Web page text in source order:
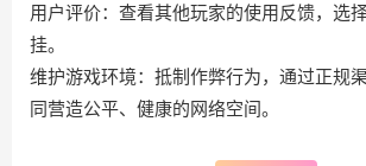
用户评价：查看其他玩家的使用反馈，选
挂。
维护游戏环境‌：抵制作弊行为，通过正规
同营造公平、健康的网络空间。‌‌